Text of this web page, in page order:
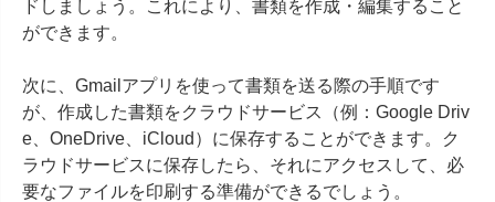
ドしましょう。これにより、書類を作成・編集すること
ができます。
次に、Gmailアプリを使って書類を送る際の手順です
が、作成した書類をクラウドサービス（例：Google Driv
e、OneDrive、iCloud）に保存することができます。ク
ラウドサービスに保存したら、それにアクセスして、必
要なファイルを印刷する準備ができるでしょう。